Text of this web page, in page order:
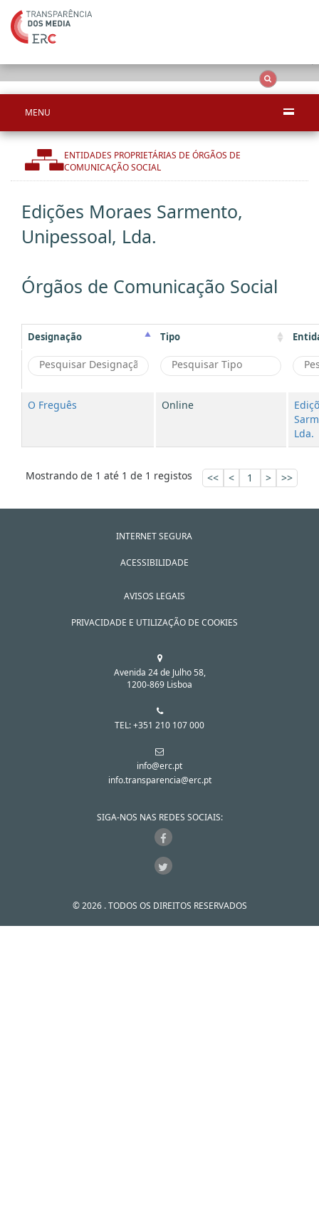
MENU
ENTIDADES PROPRIETÁRIAS DE ÓRGÃOS DE
COMUNICAÇÃO SOCIAL
Edições Moraes Sarmento,
Unipessoal, Lda.
Órgãos de Comunicação Social
Designação Tipo
O Freguês Online
Lda.
Mostrando de 1 até 1 de 1 registos << < 1 > >>
INTERNET SEGURA
ACESSIBILIDADE
AVISOS LEGAIS
PRIVACIDADE E UTILIZAÇÃO DE COOKIES
Avenida 24 de Julho 58,
1200-869 Lisboa
TEL: +351 210 107 000
info@erc.pt
info.transparencia@erc.pt
SIGA-NOS NAS REDES SOCIAIS:
© 2026 . TODOS OS DIREITOS RESERVADOS